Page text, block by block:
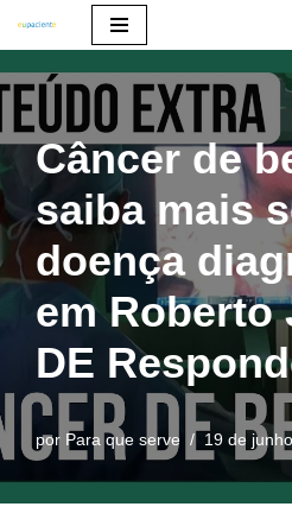
para
o
conteúdo
Câncer de
saiba mais
doença
em Roberto
DE
por Para que serve 19 de